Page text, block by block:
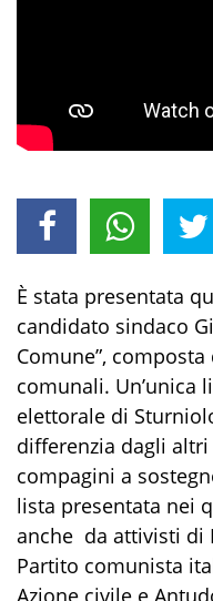
È stata presentata
candidato sindaco
Comune”,
comunali. Un’unica
elettorale di
differenzia dagli
compagini a
lista presentata nei
anche da attivisti di
Partito comunista